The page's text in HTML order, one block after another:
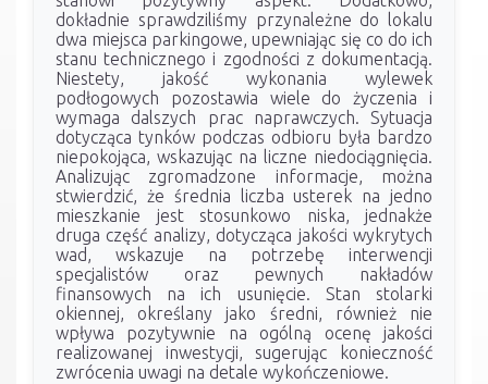
dokładnie sprawdziliśmy przynależne do lokalu
dwa miejsca parkingowe, upewniając się co do ich
stanu technicznego i zgodności z dokumentacją.
Niestety, jakość wykonania wylewek
podłogowych pozostawia wiele do życzenia i
wymaga dalszych prac naprawczych. Sytuacja
dotycząca tynków podczas odbioru była bardzo
niepokojąca, wskazując na liczne niedociągnięcia.
Analizując zgromadzone informacje, można
stwierdzić, że średnia liczba usterek na jedno
mieszkanie jest stosunkowo niska, jednakże
druga część analizy, dotycząca jakości wykrytych
wad, wskazuje na potrzebę interwencji
specjalistów oraz pewnych nakładów
finansowych na ich usunięcie. Stan stolarki
okiennej, określany jako średni, również nie
wpływa pozytywnie na ogólną ocenę jakości
realizowanej inwestycji, sugerując konieczność
zwrócenia uwagi na detale wykończeniowe.